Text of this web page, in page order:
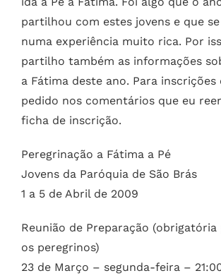
partilhou com estes jovens e que
numa experiência muito rica. Por
partilho também as informações
a Fátima deste ano. Para inscrições
pedido nos comentários que eu
ficha de inscrição.
Peregrinação a Fátima a Pé
Jovens da Paróquia de São Brás
1 a 5 de Abril de 2009
Reunião de Preparação
os peregrinos)
23 de Março – segunda-feira –